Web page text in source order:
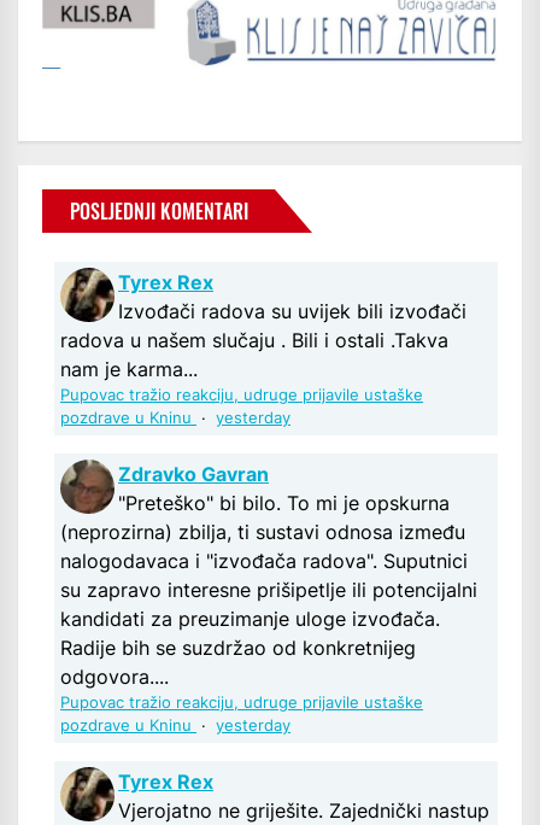
POSLJEDNJI KOMENTARI
Tyrex Rex
Izvođači radova su uvijek bili izvođači
radova u našem slučaju . Bili i ostali .Takva
nam je karma...
Pupovac tražio reakciju, udruge prijavile ustaške
pozdrave u Kninu
· yesterday
Zdravko Gavran
"Preteško" bi bilo. To mi je opskurna
(neprozirna) zbilja, ti sustavi odnosa između
nalogodavaca i "izvođača radova". Suputnici
su zapravo interesne prišipetlje ili potencijalni
kandidati za preuzimanje uloge izvođača.
Radije bih se suzdržao od konkretnijeg
odgovora....
Pupovac tražio reakciju, udruge prijavile ustaške
pozdrave u Kninu
· yesterday
Tyrex Rex
Vjerojatno ne griješite. Zajednički nastup